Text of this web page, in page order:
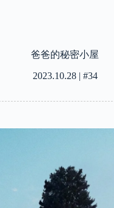
爸爸的秘密小屋
2023.10.28 | #34